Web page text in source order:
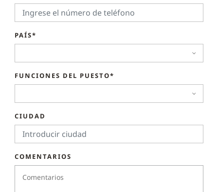
PAÍS*
FUNCIONES DEL PUESTO*
CIUDAD
COMENTARIOS